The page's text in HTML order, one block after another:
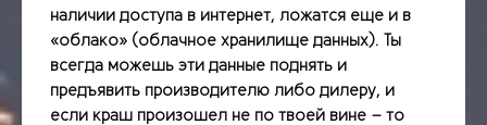
наличии доступа в интернет, ложатся еще и в
«облако» (облачное хранилище данных). Ты
всегда можешь эти данные поднять и
предъявить производителю либо дилеру, и
если краш произошел не по твоей вине – то